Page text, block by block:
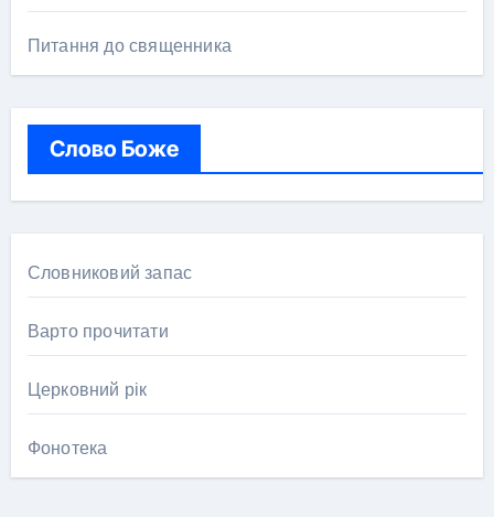
Питання до священника
Слово Боже
Словниковий запас
Варто прочитати
Церковний рік
Фонотека